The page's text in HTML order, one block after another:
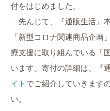
付をはじめました。
先んじて、『通販生活』
「新型コロナ関連商品企画
療支援に取り組んでいる「
います。寄付の詳細は、『
イト でご紹介していきます
い。